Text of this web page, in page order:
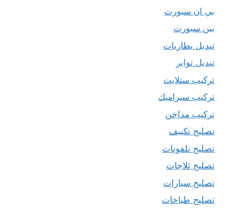
بي ان سبورت
بين سبورت
تبديل بطاريات
تبديل تواير
تركيب ستلايت
تركيب سيراميك
تركيب مداخن
تصليح تكييف
تصليح تلفونات
تصليح ثلاجات
تصليح سيارات
تصليح طباخات